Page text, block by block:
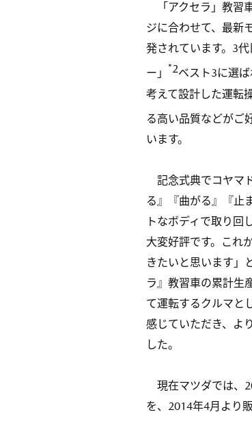
「アクセラ」教習
ジに合わせて、最新
発されています。3
ー」 *2ベスト3に選
考えて設計した運転
る高い品質などがご
います。
記念式典でコヤマ
る』『曲がる』『止
トなボディで取り回
大変好評です。これ
きたいと思います」
ラ』教習車の累計生
て運転するクルマと
感じていただき、よ
した。
現在マツダでは、
を、2014年4月より